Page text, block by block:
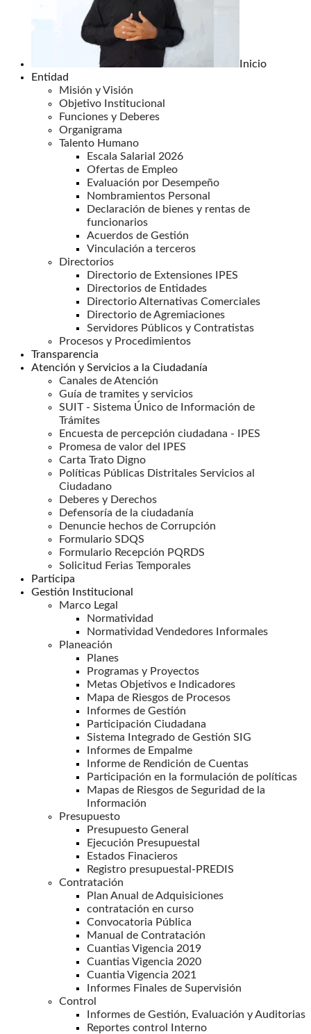
Inicio
Entidad
Misión y Visión
Objetivo Institucional
Funciones y Deberes
Organigrama
Talento Humano
Escala Salarial 2026
Ofertas de Empleo
Evaluación por Desempeño
Nombramientos Personal
Declaración de bienes y rentas de
funcionarios
Acuerdos de Gestión
Vinculación a terceros
Directorios
Directorio de Extensiones IPES
Directorios de Entidades
Directorio Alternativas Comerciales
Directorio de Agremiaciones
Servidores Públicos y Contratistas
Procesos y Procedimientos
Transparencia
Atención y Servicios a la Ciudadanía
Canales de Atención
Guía de tramites y servicios
SUIT - Sistema Único de Información de
Trámites
Encuesta de percepción ciudadana - IPES
Promesa de valor del IPES
Carta Trato Digno
Políticas Públicas Distritales Servicios al
Ciudadano
Deberes y Derechos
Defensoría de la ciudadanía
Denuncie hechos de Corrupción
Formulario SDQS
Formulario Recepción PQRDS
Solicitud Ferias Temporales
Participa
Gestión Institucional
Marco Legal
Normatividad
Normatividad Vendedores Informales
Planeación
Planes
Programas y Proyectos
Metas Objetivos e Indicadores
Mapa de Riesgos de Procesos
Informes de Gestión
Participación Ciudadana
Sistema Integrado de Gestión SIG
Informes de Empalme
Informe de Rendición de Cuentas
Participación en la formulación de políticas
Mapas de Riesgos de Seguridad de la
Información
Presupuesto
Presupuesto General
Ejecución Presupuestal
Estados Finacieros
Registro presupuestal-PREDIS
Contratación
Plan Anual de Adquisiciones
contratación en curso
Convocatoria Pública
Manual de Contratación
Cuantias Vigencia 2019
Cuantias Vigencia 2020
Cuantia Vigencia 2021
Informes Finales de Supervisión
Control
Informes de Gestión, Evaluación y Auditorias
Reportes control Interno